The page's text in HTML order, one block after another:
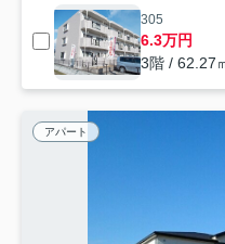
305
6.3万円
3階 / 62.27
アパート